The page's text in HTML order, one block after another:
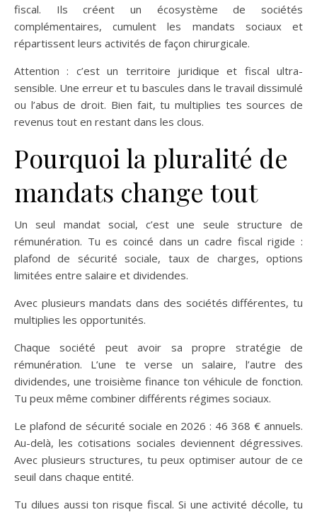
fiscal. Ils créent un écosystème de sociétés
complémentaires, cumulent les mandats sociaux et
répartissent leurs activités de façon chirurgicale.
Attention : c’est un territoire juridique et fiscal ultra-
sensible. Une erreur et tu bascules dans le travail dissimulé
ou l’abus de droit. Bien fait, tu multiplies tes sources de
revenus tout en restant dans les clous.
Pourquoi la pluralité de
mandats change tout
Un seul mandat social, c’est une seule structure de
rémunération. Tu es coincé dans un cadre fiscal rigide :
plafond de sécurité sociale, taux de charges, options
limitées entre salaire et dividendes.
Avec plusieurs mandats dans des sociétés différentes, tu
multiplies les opportunités.
Chaque société peut avoir sa propre stratégie de
rémunération. L’une te verse un salaire, l’autre des
dividendes, une troisième finance ton véhicule de fonction.
Tu peux même combiner différents régimes sociaux.
Le plafond de sécurité sociale en 2026 : 46 368 € annuels.
Au-delà, les cotisations sociales deviennent dégressives.
Avec plusieurs structures, tu peux optimiser autour de ce
seuil dans chaque entité.
Tu dilues aussi ton risque fiscal. Si une activité décolle, tu